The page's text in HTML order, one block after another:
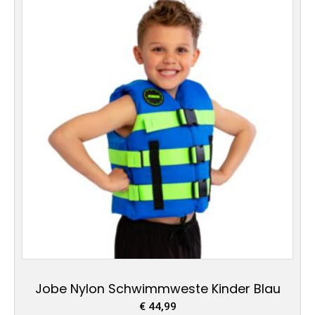
Jobe Nylon Schwimmweste Kinder Blau
€44,99
Produkt
weist
mehrere
Varianten
auf.
Die
Optionen
können
auf
der
Produktseite
gewählt
werden